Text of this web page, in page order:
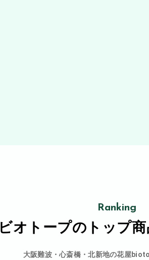
Ranking
ビオトープの トップ
大阪難波・心斎橋・北新地の花屋